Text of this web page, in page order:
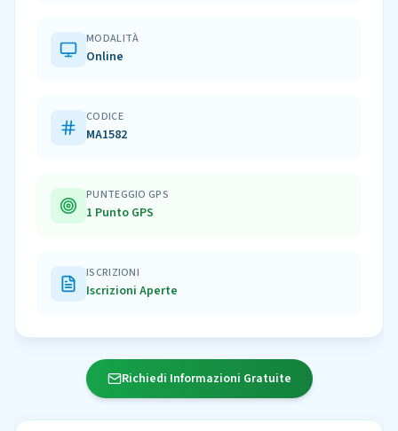
MODALITÀ
Online
CODICE
MA1582
PUNTEGGIO GPS
1 Punto GPS
ISCRIZIONI
Iscrizioni Aperte
Richiedi Informazioni Gratuite